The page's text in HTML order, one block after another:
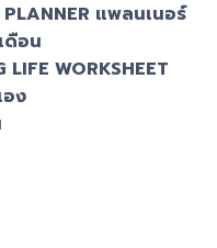
แพลนเนอร์
ดือน
LIFE WORKSHEET
ง